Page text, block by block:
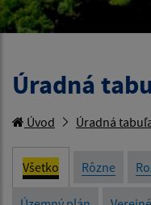
Úradná
Úvod Úradná
Všetko Rôzne